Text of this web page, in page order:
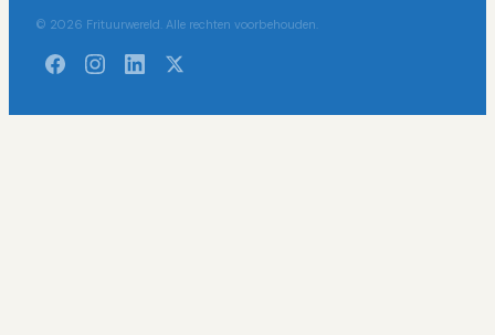
© 2026 Frituurwereld. Alle rechten voorbehouden.